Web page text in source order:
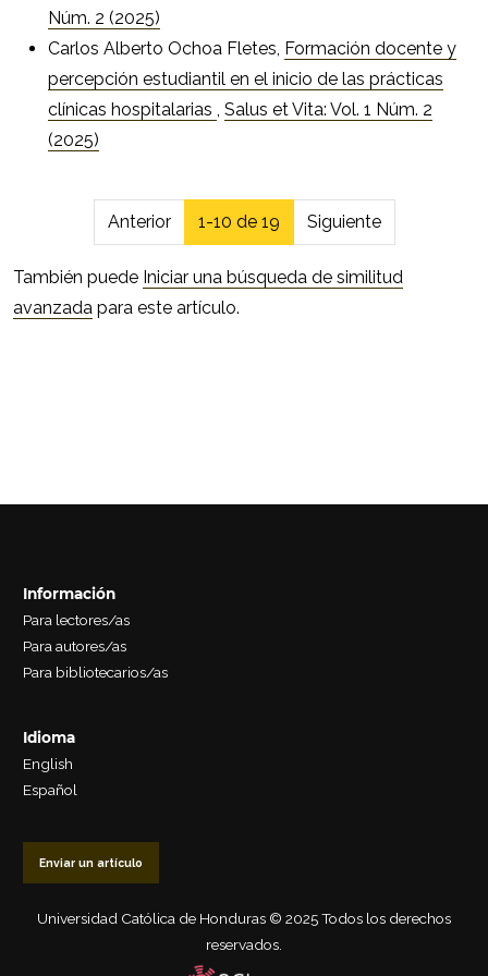
Núm. 2 (2025)
Carlos Alberto Ochoa Fletes, Formación docente y
percepción estudiantil en el inicio de las prácticas
clínicas hospitalarias , Salus et Vita: Vol. 1 Núm. 2
(2025)
##issue.pagination##
Anterior 1-10 de 19 Siguiente
También puede Iniciar una búsqueda de similitud
avanzada para este artículo.
Información
Para lectores/as
Para autores/as
Para bibliotecarios/as
Idioma
English
Español
Enviar un artículo
Universidad Católica de Honduras © 2025 Todos los derechos
reservados.